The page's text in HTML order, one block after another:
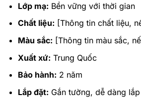
Lớp mạ: Bền vững với thời gian
Chất liệu: [Thông tin chất liệu,
Màu sắc: [Thông tin màu sắc,
Xuất xứ: Trung Quốc
Bảo hành: 2 năm
Lắp đặt: Gắn tường, dễ dàng